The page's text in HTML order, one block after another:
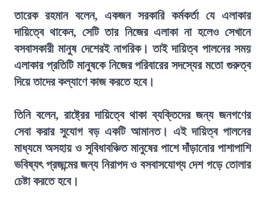
তারেক রহমান বলেন, একজন সরকারি কর্মকর্তা যে এলাকার
দায়িত্বে থাকেন, সেটি তার নিজের এলাকা না হলেও সেখানে
বসবাসকারী মানুষ দেশেরই নাগরিক। তাই দায়িত্ব পালনের সময়
এলাকার প্রতিটি মানুষকে নিজের পরিবারের সদস্যের মতো গুরুত্ব
দিয়ে তাদের কল্যাণে কাজ করতে হবে।
তিনি বলেন, রাষ্ট্রের দায়িত্বে থাকা ব্যক্তিদের জন্য জনগণের
সেবা করার সুযোগ বড় একটি আমানত। এই দায়িত্ব পালনের
মাধ্যমে অসহায় ও সুবিধাবঞ্চিত মানুষের পাশে দাঁড়ানোর পাশাপাশি
ভবিষ্যৎ প্রজন্মের জন্য নিরাপদ ও বসবাসযোগ্য দেশ গড়ে তোলার
চেষ্টা করতে হবে।